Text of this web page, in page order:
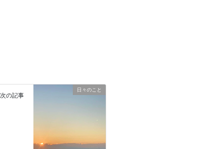
日々のこと
次の記事